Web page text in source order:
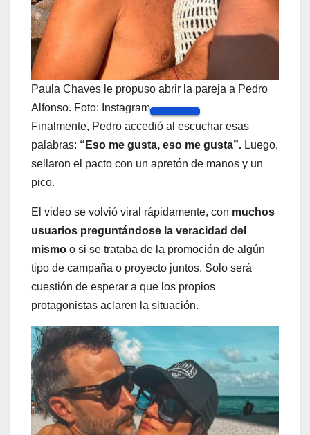
Paula Chaves le propuso abrir la pareja a Pedro
Alfonso. Foto: Instagram
Finalmente, Pedro accedió al escuchar esas
palabras: “Eso me gusta, eso me gusta”. Luego,
sellaron el pacto con un apretón de manos y un
pico.
El video se volvió viral rápidamente, con muchos
usuarios preguntándose la veracidad del
mismo o si se trataba de la promoción de algún
tipo de campaña o proyecto juntos. Solo será
cuestión de esperar a que los propios
protagonistas aclaren la situación.